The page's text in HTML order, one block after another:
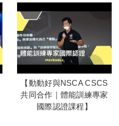
【動動好與NSCA CSCS
共同合作｜體能訓練專家
國際認證課程】